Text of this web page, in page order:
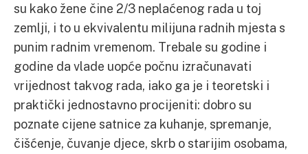
su kako žene čine 2/3 neplaćenog rada u toj
zemlji, i to u ekvivalentu milijuna radnih mjesta s
punim radnim vremenom. Trebale su godine i
godine da vlade uopće počnu izračunavati
vrijednost takvog rada, iako ga je i teoretski i
praktički jednostavno procijeniti: dobro su
poznate cijene satnice za kuhanje, spremanje,
čišćenje, čuvanje djece, skrb o starijim osobama,